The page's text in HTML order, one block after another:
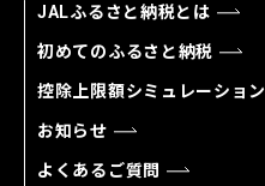
JALふるさと納税とは
初めてのふるさと納税
控除上限額シミュレーション
お知らせ
よくあるご質問